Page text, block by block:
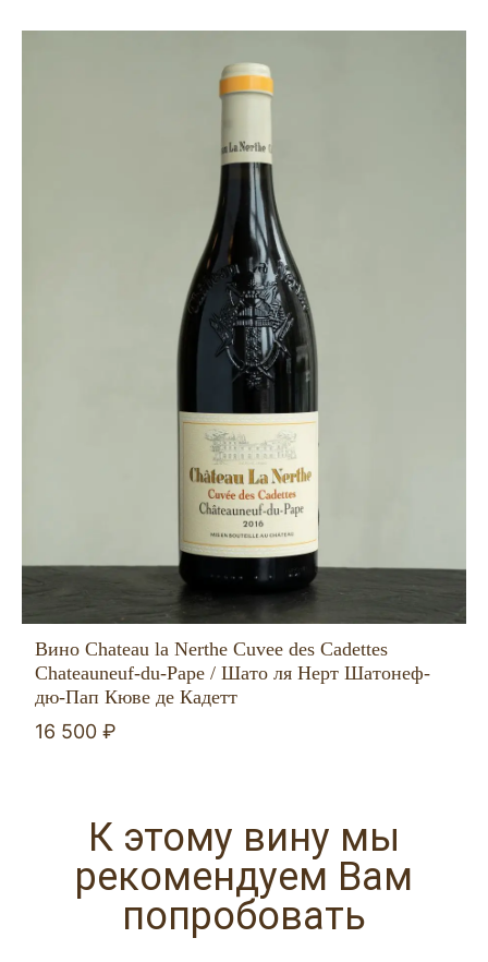
Вино Chateau la Nerthe Cuvee des Cadettes
Chateauneuf-du-Pape / Шато ля Нерт Шатонеф-
дю-Пап Кюве де Кадетт
16 500 ₽
К этому вину мы
рекомендуем Вам
попробовать